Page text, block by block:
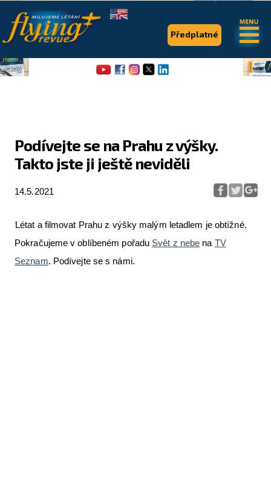
Podívejte se na Prahu z výšky.
Takto jste ji ještě neviděli
14.5.2021
Létat a filmovat Prahu z výšky malým letadlem je obtížné.
Pokračujeme v oblíbeném pořadu Svět z nebe na TV
Seznam. Podívejte se s námi.
Předplatné
.
Flying Revue
Pro piloty
Série & speciály